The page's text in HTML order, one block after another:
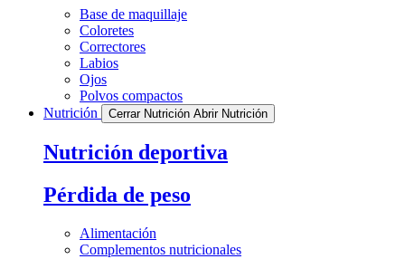
Base de maquillaje
Coloretes
Correctores
Labios
Ojos
Polvos compactos
Nutrición
Cerrar Nutrición Abrir Nutrición
Nutrición deportiva
Pérdida de peso
Alimentación
Complementos nutricionales